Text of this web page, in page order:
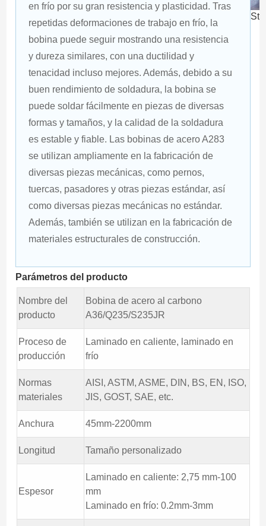
en frío por su gran resistencia y plasticidad. Tras
repetidas deformaciones de trabajo en frío, la
bobina puede seguir mostrando una resistencia
y dureza similares, con una ductilidad y
tenacidad incluso mejores. Además, debido a su
buen rendimiento de soldadura, la bobina se
puede soldar fácilmente en piezas de diversas
formas y tamaños, y la calidad de la soldadura
es estable y fiable. Las bobinas de acero A283
se utilizan ampliamente en la fabricación de
diversas piezas mecánicas, como pernos,
tuercas, pasadores y otras piezas estándar, así
como diversas piezas mecánicas no estándar.
Además, también se utilizan en la fabricación de
materiales estructurales de construcción.
Parámetros del producto
Nombre del
producto
Bobina de acero al carbono
A36/Q235/S235JR
Proceso de
producción
Laminado en caliente, laminado en
frío
Normas
materiales
AISI, ASTM, ASME, DIN, BS, EN, ISO,
JIS, GOST, SAE, etc.
Anchura 45mm-2200mm
Longitud Tamaño personalizado
Espesor
Laminado en caliente: 2,75 mm-100
mm
Laminado en frío: 0.2mm-3mm